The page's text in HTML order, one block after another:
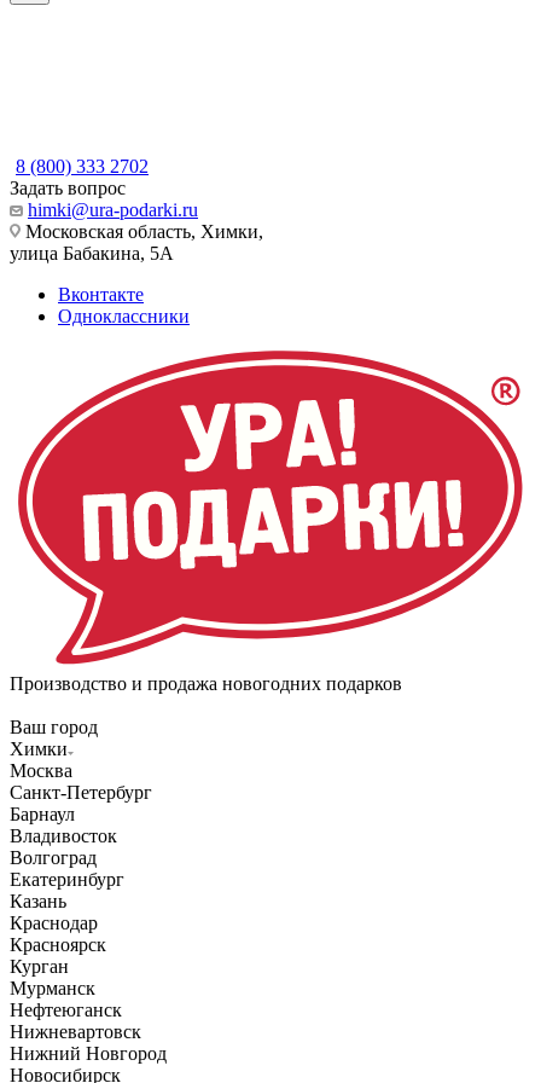
8 (800) 333 2702
Задать вопрос
himki@ura-podarki.ru
Московская область, Химки,
улица Бабакина, 5А
Вконтакте
Одноклассники
Производство и продажа новогодних подарков
Ваш город
Химки
Москва
Санкт-Петербург
Барнаул
Владивосток
Волгоград
Екатеринбург
Казань
Краснодар
Красноярск
Курган
Мурманск
Нефтеюганск
Нижневартовск
Нижний Новгород
Новосибирск